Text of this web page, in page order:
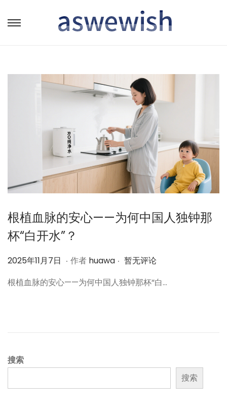
转
航
跳
容
根植血脉的安心——为何中国人独钟那
杯“白开水”？
作
2025年11月7日 2
日
. 作者 huawa . 暂无评论
根植血脉的安心——为何中国人独钟那杯“白…
搜索
搜索